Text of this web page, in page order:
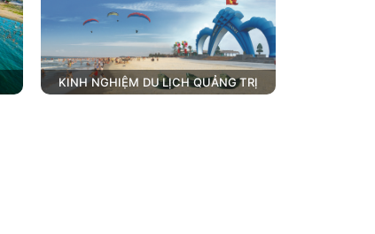
KINH NGHIỆM DU LỊCH QUẢNG TRỊ